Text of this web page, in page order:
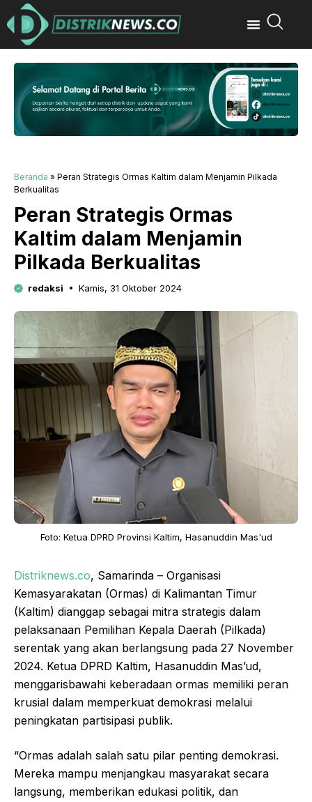
Beranda » Peran Strategis Ormas Kaltim dalam Menjamin Pilkada
Berkualitas
Peran Strategis Ormas
Kaltim dalam Menjamin
Pilkada Berkualitas
redaksi Kamis, 31 Oktober 2024
Foto: Ketua DPRD Provinsi Kaltim, Hasanuddin Mas'ud
Distriknews.co, Samarinda – Organisasi
Kemasyarakatan (Ormas) di Kalimantan Timur
(Kaltim) dianggap sebagai mitra strategis dalam
pelaksanaan Pemilihan Kepala Daerah (Pilkada)
serentak yang akan berlangsung pada 27 November
2024. Ketua DPRD Kaltim, Hasanuddin Mas’ud,
menggarisbawahi keberadaan ormas memiliki peran
krusial dalam memperkuat demokrasi melalui
peningkatan partisipasi publik.
“Ormas adalah salah satu pilar penting demokrasi.
Mereka mampu menjangkau masyarakat secara
langsung, memberikan edukasi politik, dan